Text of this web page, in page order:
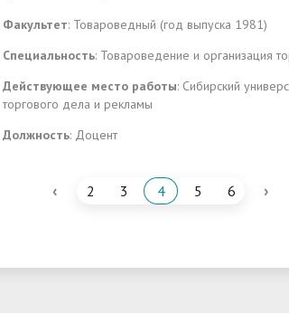
Факультет: Товароведный (год выпуска 1981)
Специальность: Товароведение и организация
Действующее место работы: Сибирский
торгового дела и рекламы
Должность: Доцент
‹ 2 3 4 5 6 ›